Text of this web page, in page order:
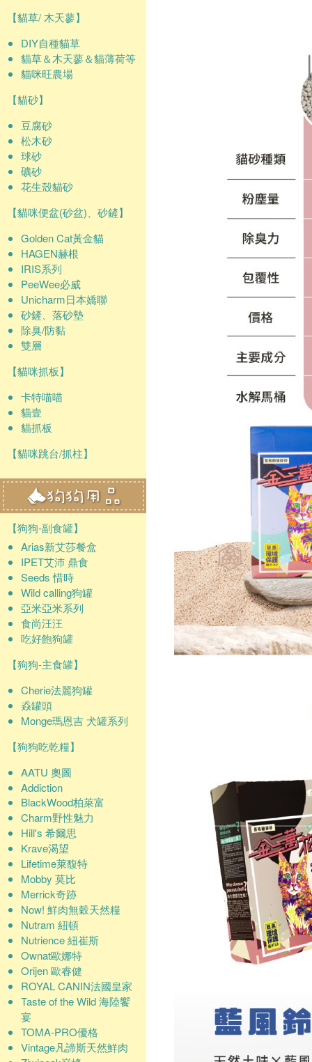
【貓草/ 木天蓼】
DIY自種貓草
貓草＆木天蓼＆貓薄荷等
貓咪旺農場
【貓砂】
豆腐砂
松木砂
球砂
礦砂
花生殼貓砂
【貓咪便盆(砂盆)、砂鏟】
Golden Cat黃金貓
HAGEN赫根
IRIS系列
PeeWee必威
Unicharm日本嬌聯
砂鏟、落砂墊
除臭/防黏
雙層
【貓咪抓板】
卡特喵喵
貓壹
貓抓板
【貓咪跳台/抓柱】
【狗狗-副食罐】
Arias新艾莎餐盒
IPET艾沛 鼎食
Seeds 惜時
Wild calling狗罐
亞米亞米系列
食尚汪汪
吃好飽狗罐
【狗狗-主食罐】
Cherie法麗狗罐
猋罐頭
Monge瑪恩吉 犬罐系列
【狗狗吃乾糧】
AATU 奧圖
Addiction
BlackWood柏萊富
Charm野性魅力
Hill's 希爾思
Krave渴望
Lifetime萊馥特
Mobby 莫比
Merrick奇跡
Now! 鮮肉無穀天然糧
Nutram 紐頓
Nutrience 紐崔斯
Ownat歐娜特
Orijen 歐睿健
ROYAL CANIN法國皇家
Taste of the Wild 海陸饗
宴
TOMA-PRO優格
Vintage凡諦斯天然鮮肉